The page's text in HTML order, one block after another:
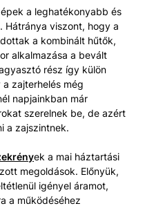
a leghatékonyabb és
Hátránya viszont, hogy a
a kombinált hűtők,
alkalmazása a bevált
rész így külön
zajterhelés még
napjainkban már
szerelnek be, de azért
a zajszintnek.
ek a mai háztartási
megoldások. Előnyük,
igényel áramot,
a működéséhez